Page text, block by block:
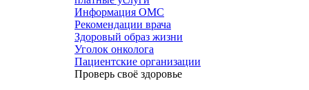
Информация ОМС
Рекомендации врача
Здоровый образ жизни
Уголок онколога
Пациентские организации
Проверь своё здоровье